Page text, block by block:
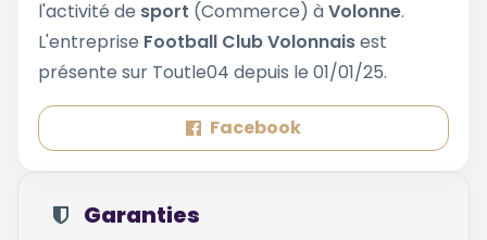
l'activité de sport (Commerce) àVolonne.
L'entreprise Football Club Volonnaisest
présente sur Toutle04 depuis le 01/01/25.
Facebook
Garanties